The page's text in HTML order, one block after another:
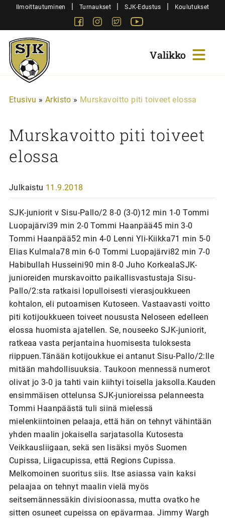
SiirryIlmoittautuminen | Turnaukset | SJK-Edustus | Koulutukset
FacebookInstagram
Twitter
Sjk-
Juniorit
Etusivu » Arkisto » Murskavoitto piti toiveet elossa
Murskavoitto piti toiveet
elossa
Julkaistu 11.9.2018
SJK-juniorit v Sisu-Pallo/2 8-0 (3-0)12 min 1-0 Tommi
Luopajärvi39 min 2-0 Tommi Haanpää45 min 3-0
Tommi Haanpää52 min 4-0 Lenni Yli-Kiikka71 min 5-0
Elias Kulmala78 min 6-0 Tommi Luopajärvi82 min 7-0
Habibullah Husseini90 min 8-0 Juho KorkealaSJK-
junioreiden murskavoitto paikallisvastustaja Sisu-
Pallo/2:sta ratkaisi lopulloisesti vierasjoukkueen
kohtalon, eli putoamisen Kutoseen. Vastaavasti voitto
piti kotijoukkueen toiveet noususta Neloseen edelleen
elossa huomista ajatellen. Se, nouseeko SJK-juniorit,
ratkeaa vasta perjantaina huomisesta tuloksesta
riippuen.Tänään kotijoukkue ei antanut Sisu-Pallo/2:lle
mitään mahdollisuuksia. Taukoon mennessä numerot
olivat jo 3-0 ja tahti vain kiihtyi toisella jaksolla.Kauden
ensimmäisen ottelunsa SJK-junioreissa pelanneesta
Tommi Haanpäästä tuli siinä mielessä
mielenkiintoinen pelaaja, että hän on tehnyt vähintään
yhden maalin jokaisella sarjatasolla Kutosesta
Veikkausliigaan, sekä sen lisäksi myös Suomen
Cupissa, Liigacupissa, että Regions Cupissa.
Melkomoinen suoritus siis. Itse asiassa vain kaksi
pelaajaa on tehnyt maalin vielä myös
seitsemännessäkin divisioonassa, mutta ovatko he
sitten osuneet cupeissa on epävarmaa. Jimmy Wargh